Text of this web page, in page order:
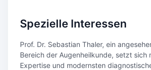
Spezielle Interessen
Prof. Dr. Sebastian Thaler, ein
Bereich der Augenheilkunde, setzt sich
Expertise und modernsten